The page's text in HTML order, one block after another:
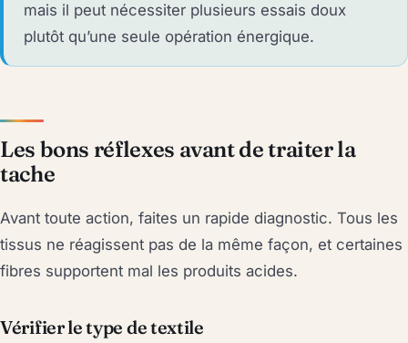
mais il peut nécessiter plusieurs essais doux
plutôt qu’une seule opération énergique.
Les bons réflexes avant de traiter la
tache
Avant toute action, faites un rapide diagnostic. Tous les
tissus ne réagissent pas de la même façon, et certaines
fibres supportent mal les produits acides.
Vérifier le type de textile